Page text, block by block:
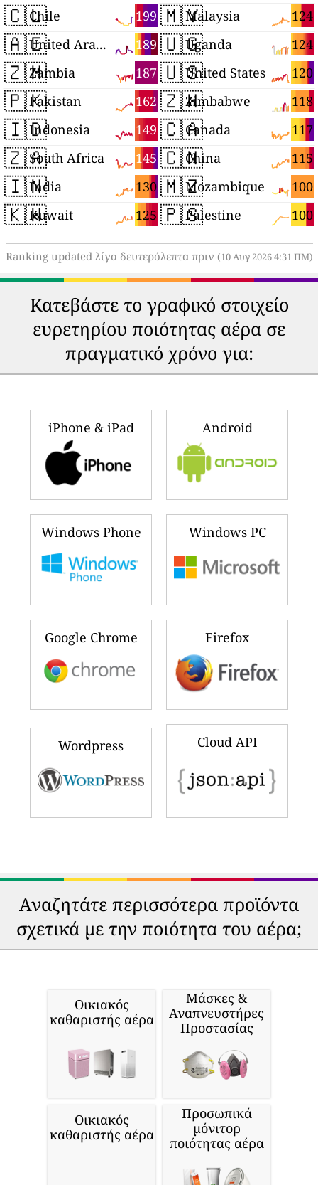
🇨🇱 199
Chile
🇦🇪 189
United Arab Emirates
🇿🇲 187
Zambia
🇵🇰 162
Pakistan
🇮🇩 149
Indonesia
🇿🇦 145
South Africa
🇮🇳 130
India
🇰🇼 125
Kuwait
🇲🇾 124
Malaysia
🇺🇬 124
Uganda
🇺🇸 120
United States
🇿🇼 118
Zimbabwe
🇨🇦 117
Canada
🇨🇳 115
China
🇲🇿 100
Mozambique
🇵🇸 100
Palestine
Ranking updated λίγα δευτερόλεπτα πριν (10 Αυγ 2026 4:31 ΠΜ)
Κατεβάστε το γραφικό στοιχείο
ευρετηρίου ποιότητας αέρα σε
πραγματικό χρόνο για:
iPhone & iPad Android
Windows Phone Windows PC
Google Chrome Firefox
Wordpress Cloud API
Αναζητάτε περισσότερα προϊόντα
σχετικά με την ποιότητα του αέρα;
Οικιακός
καθαριστής αέρα
Μάσκες &
Αναπνευστήρες
Προστασίας
Οικιακός
καθαριστής αέρα
Προσωπικά
μόνιτορ
ποιότητας αέρα